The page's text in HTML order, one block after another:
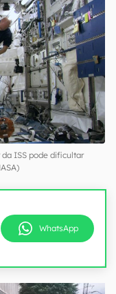
ISS pode dificultar
WhatsApp